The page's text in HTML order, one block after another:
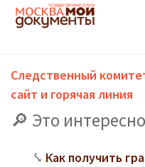
Следственный
сайт и горячая линия
Это интересно
Как получить